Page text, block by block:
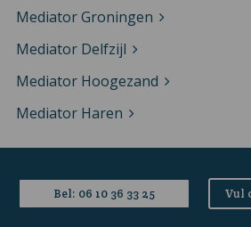
Bel: 06 10 36 33 25 Vul
Mediation in Zeeland
Mediator Groningen
Mediator Delfzijl
Mediator Hoogezand
Mediator Haren